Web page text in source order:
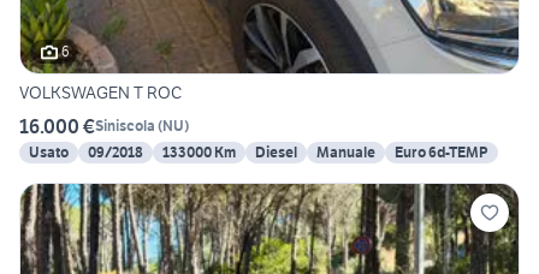
6
VOLKSWAGEN T ROC
16.000 €Siniscola (NU)
Usato
09/2018 133000 Km Diesel Manuale Euro 6d-TEMP